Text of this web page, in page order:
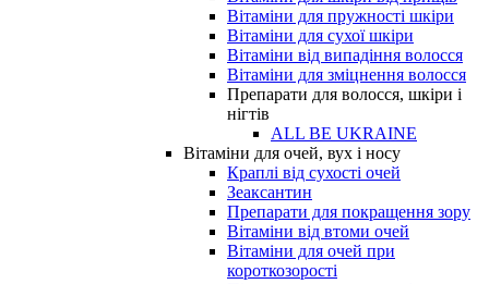
Вітаміни для пружності шкіри
Вітаміни для сухої шкіри
Вітаміни від випадіння волосся
Вітаміни для зміцнення волосся
Препарати для волосся, шкіри і
нігтів
ALL BE UKRAINE
Вітаміни для очей, вух і носу
Краплі від сухості очей
Зеаксантин
Препарати для покращення зору
Вітаміни від втоми очей
Вітаміни для очей при
короткозорості